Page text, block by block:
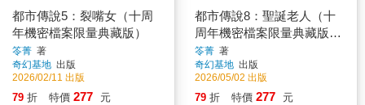
都市傳說5：裂嘴女（十周
年機密檔案限量典藏版）
笭菁 著
奇幻基地 出版
2026/02/11 出版
79 折 特價 277 元
都市傳說8：聖誕老人（十
周年機密檔案限量典藏版
+番外篇）
笭菁 著
奇幻基地 出版
2026/05/02 出版
79 折 特價 277 元